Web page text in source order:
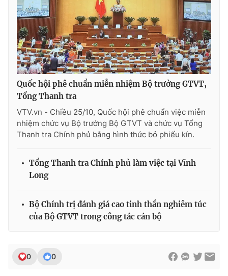
Ðiện thoại Thời báo VTV:
024.66 897 897
Email:toasoan@vtv.vn
Liên hệ quảng cáo:024-7300.7108
® Cấm sao chép dưới mọi hình thức nếu không có sự chấp
thông tin từ website này.
Quốc hội phê chuẩn miễn nhiệm Bộ trưởng GTVT,
Tổng Thanh tra
VTV.vn - Chiều 25/10, Quốc hội phê chuẩn việc miễn
nhiệm chức vụ Bộ trưởng Bộ GTVT và chức vụ Tổng
Thanh tra Chính phủ bằng hình thức bỏ phiếu kín.
Tổng Thanh tra Chính phủ làm việc tại Vĩnh
Long
Bộ Chính trị đánh giá cao tinh thần nghiêm túc
của Bộ GTVT trong công tác cán bộ
0 0